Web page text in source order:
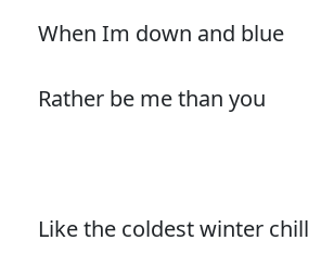
When Im down and blue
Rather be me than you
Like the coldest winter chill